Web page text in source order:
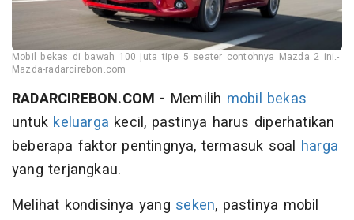
Mobil bekas di bawah 100 juta tipe 5 seater contohnya Mazda 2 ini.-
Mazda-radarcirebon.com
RADARCIREBON.COM - Memilih mobil bekas
untuk keluarga kecil, pastinya harus diperhatikan
beberapa faktor pentingnya, termasuk soal harga
yang terjangkau.
Melihat kondisinya yang seken, pastinya mobil